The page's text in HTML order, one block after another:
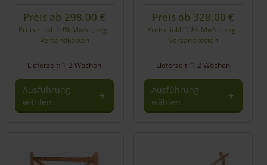
Preis ab 298,00 €
Preise inkl. 19% MwSt., zzgl.
Versandkosten
Lieferzeit: 1-2 Wochen
Ausführung
wählen
Preis ab 328,00 €
Preise inkl. 19% MwSt., zzgl.
Versandkosten
Lieferzeit: 1-2 Wochen
Ausführung
wählen